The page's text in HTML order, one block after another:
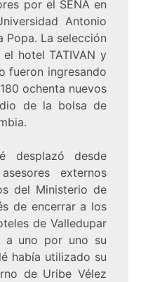
por el SENA en
Antonio
Popa. La selección
hotel TATIVAN y
fueron ingresando
ochenta nuevos
de la bolsa de
desplazó desde
externos
del Ministerio de
de encerrar a los
de Valledupar
a uno por uno su
había utilizado su
de Uribe Vélez